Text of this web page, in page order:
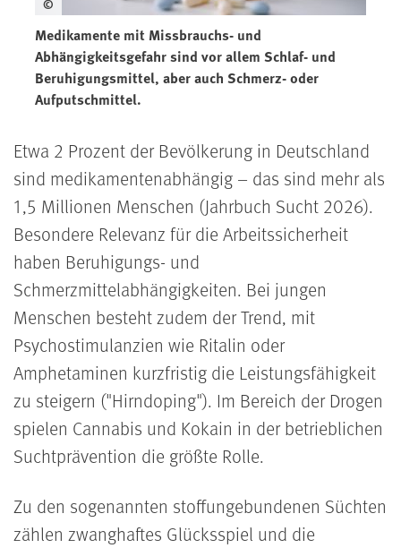
©
Medikamente mit Missbrauchs- und
Abhängigkeitsgefahr sind vor allem Schlaf- und
Beruhigungsmittel, aber auch Schmerz- oder
Aufputschmittel.
Etwa 2 Prozent der Bevölkerung in Deutschland
sind medikamenten­abhängig – das sind mehr als
1,5 Millionen Menschen (Jahrbuch Sucht 2026).
Besondere Relevanz für die Arbeitssicherheit
haben Beruhigungs- und
Schmerzmittelabhängigkeiten. Bei jungen
Menschen besteht zudem der Trend, mit
Psychostimulanzien wie Ritalin oder
Amphetaminen kurzfristig die Leistungsfähigkeit
zu steigern ("Hirndoping"). Im Bereich der Drogen
spielen Cannabis und Kokain in der betrieblichen
Suchtprävention die größte Rolle.
Zu den sogenannten stoffungebundenen Süchten
zählen zwanghaftes Glücksspiel und die